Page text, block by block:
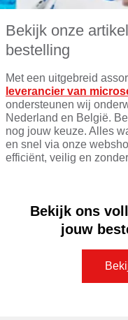
Bekijk onze
bestelling
Met een uitgebreid
leverancier van
ondersteunen wij
Nederland en België.
nog jouw keuze. Alles
en snel via onze
efficiënt, veilig en
Bekijk ons
jouw